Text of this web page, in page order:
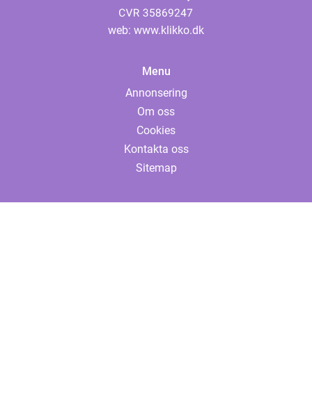
web: www.klikko.dk
Menu
Annonsering
Om oss
Cookies
Kontakta oss
Sitemap